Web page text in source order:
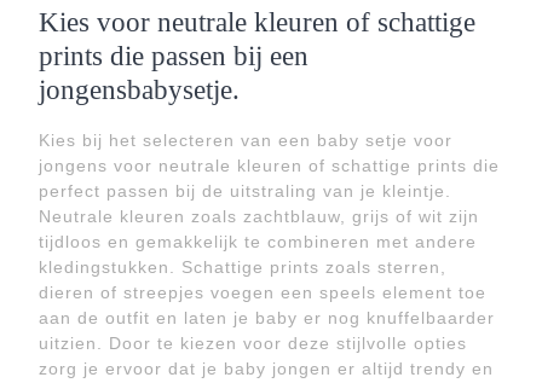
Kies voor neutrale kleuren of schattige
prints die passen bij een
jongensbabysetje.
Kies bij het selecteren van een baby setje voor
jongens voor neutrale kleuren of schattige prints die
perfect passen bij de uitstraling van je kleintje.
Neutrale kleuren zoals zachtblauw, grijs of wit zijn
tijdloos en gemakkelijk te combineren met andere
kledingstukken. Schattige prints zoals sterren,
dieren of streepjes voegen een speels element toe
aan de outfit en laten je baby er nog knuffelbaarder
uitzien. Door te kiezen voor deze stijlvolle opties
zorg je ervoor dat je baby jongen er altijd trendy en